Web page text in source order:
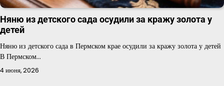
Няню из детского сада осудили за кражу золота у
детей
Няню из детского сада в Пермском крае осудили за кражу золота у детей
В Пермском…
4 июня, 2026